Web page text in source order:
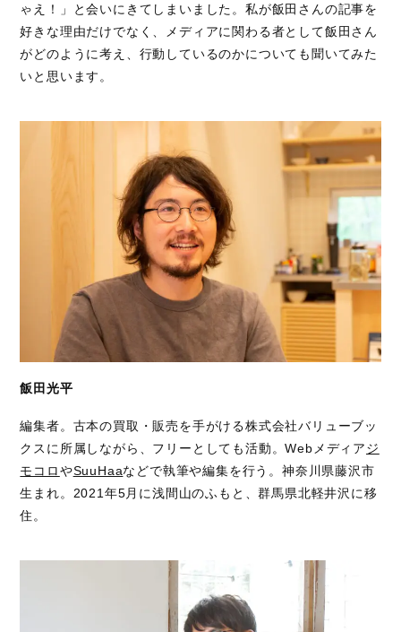
ゃえ！」と会いにきてしまいました。私が飯田さんの記事を
好きな理由だけでなく、メディアに関わる者として飯田さん
がどのように考え、行動しているのかについても聞いてみた
いと思います。
飯田光平
編集者。古本の買取・販売を手がける株式会社バリューブッ
クスに所属しながら、フリーとしても活動。Webメディアジ
モコロやSuuHaaなどで執筆や編集を行う。神奈川県藤沢市
生まれ。2021年5月に浅間山のふもと、群馬県北軽井沢に移
住。